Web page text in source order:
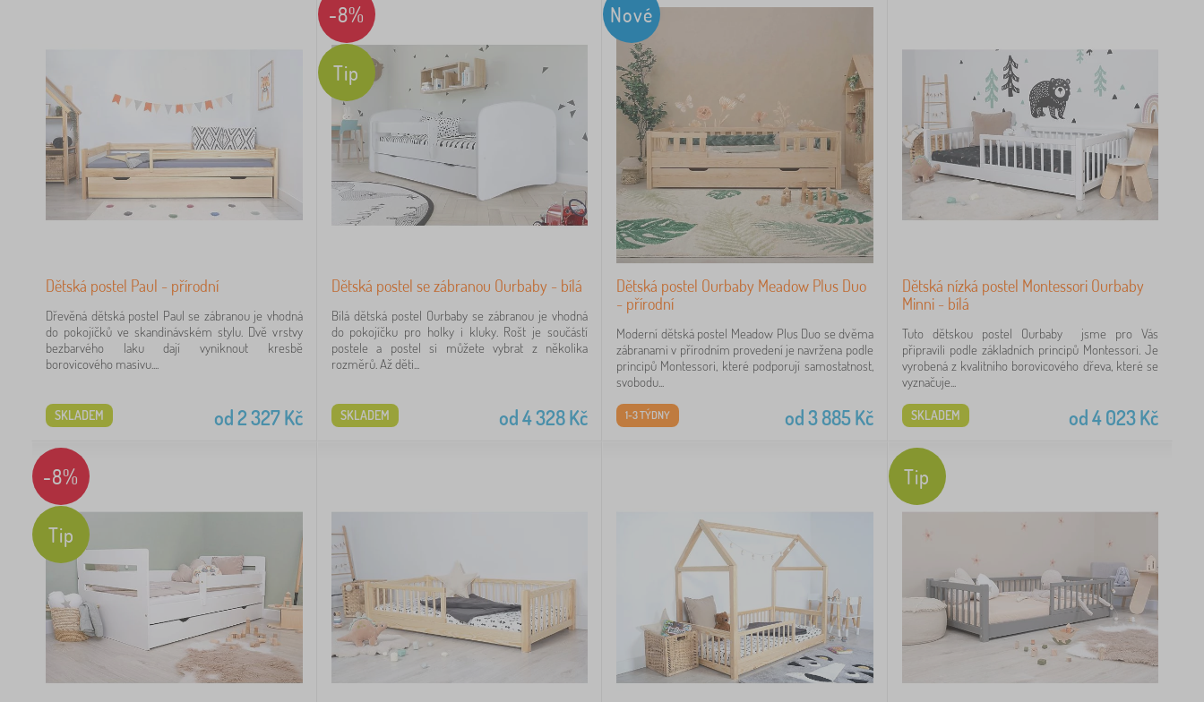
Dětská postel Paul - přírodní
Dřevěná dětská postel Paul se zábranou je vhodná
do pokojíčků ve skandinávském stylu. Dvě vrstvy
bezbarvého laku dají vyniknout kresbě
borovicového masivu....
od2 327Kč
SKLADEM
-8%
Tip
Dětská postel se zábranou Ourbaby - bílá
Bílá dětská postel Ourbaby se zábranou je vhodná
do pokojíčku pro holky i kluky. Rošt je součástí
postele a postel si můžete vybrat z několika
rozměrů. Až děti...
od4 328Kč
SKLADEM
Nové
Dětská postel Ourbaby Meadow Plus Duo
- přírodní
Moderní dětská postel Meadow Plus Duo se dvěma
zábranami v přírodním provedení je navržena podle
principů Montessori, které podporují samostatnost,
svobodu...
od3 885Kč
1-3 TÝDNY
Dětská nízká postel Montessori Ourbaby
Minni - bílá
Tuto dětskou postel Ourbaby jsme pro Vás
připravili podle základních principů Montessori. Je
vyrobená z kvalitního borovicového dřeva, které se
vyznačuje...
od4 023Kč
SKLADEM
-8%
Tip
Tip